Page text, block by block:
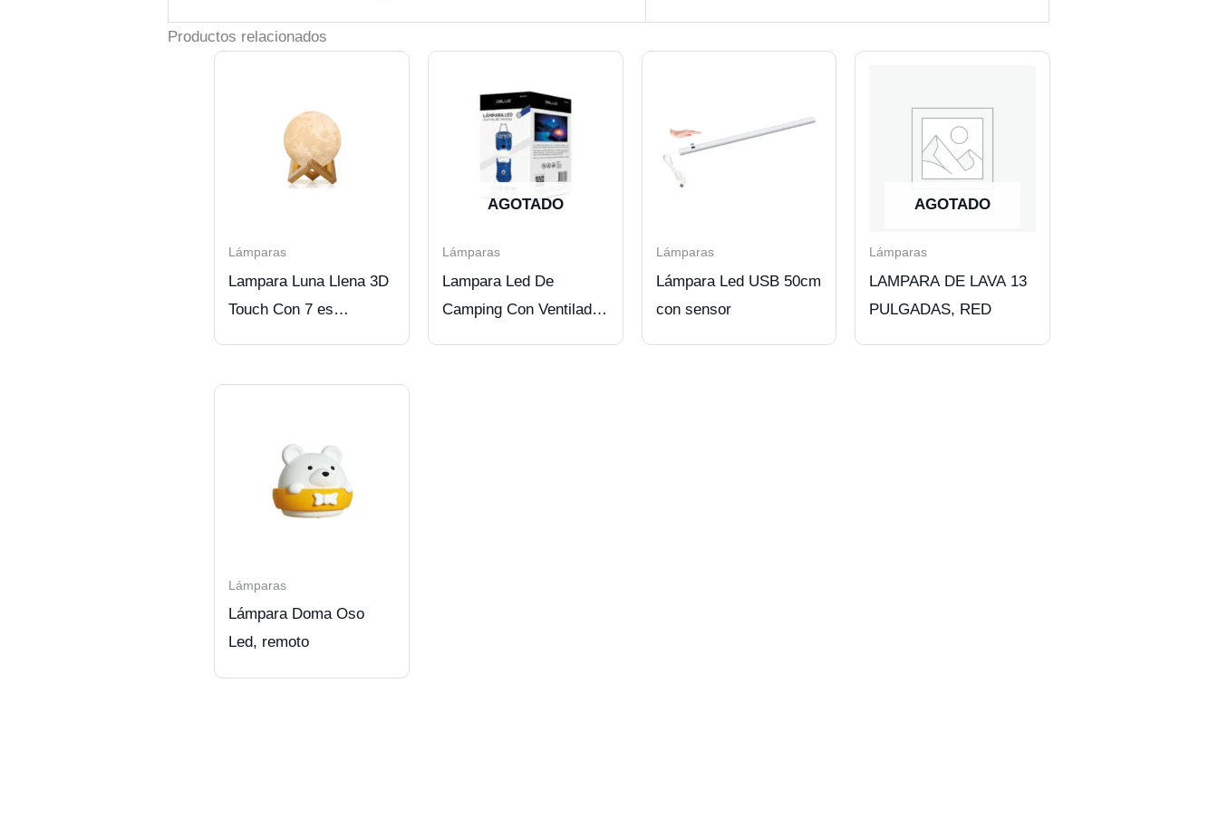
Productos relacionados
Lámparas
Lampara Luna Llena 3D
Touch Con 7 es
AGOTADO
Lámparas
Lampara Led De
Camping Con Ventilador
Lámparas
Lámpara Led USB 50cm
con sensor
AGOTADO
Lámparas
LAMPARA DE LAVA 13
PULGADAS, RED
Lámparas
Lámpara Doma Oso
Led, remoto